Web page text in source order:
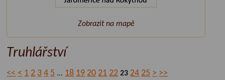
Zobrazit na mapě
Truhlářství
<< < 1 2 3 4 5 ... 18 19 20 21 22 23 24 25 > >>